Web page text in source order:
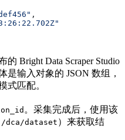
,
的 Bright Data Scraper Studio
输入对象的 JSON 数组，
式匹配。
。采集完成后，使用该
/dca/dataset ）来获取结